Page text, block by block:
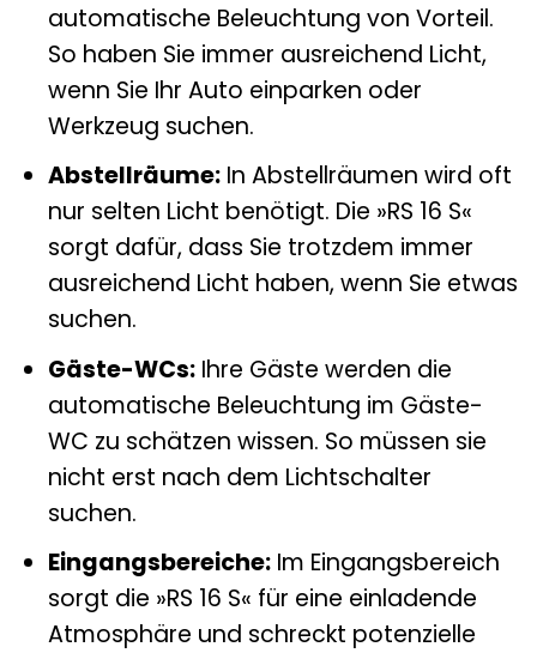
automatische Beleuchtung von Vorteil.
So haben Sie immer ausreichend Licht,
wenn Sie Ihr Auto einparken oder
Werkzeug suchen.
Abstellräume:In Abstellräumen wird oft
nur selten Licht benötigt. Die »RS 16 S«
sorgt dafür, dass Sie trotzdem immer
ausreichend Licht haben, wenn Sie etwas
suchen.
Gäste-WCs:Ihre Gäste werden die
automatische Beleuchtung im Gäste-
WC zu schätzen wissen. So müssen sie
nicht erst nach dem Lichtschalter
suchen.
Eingangsbereiche:Im Eingangsbereich
sorgt die »RS 16 S« für eine einladende
Atmosphäre und schreckt potenzielle